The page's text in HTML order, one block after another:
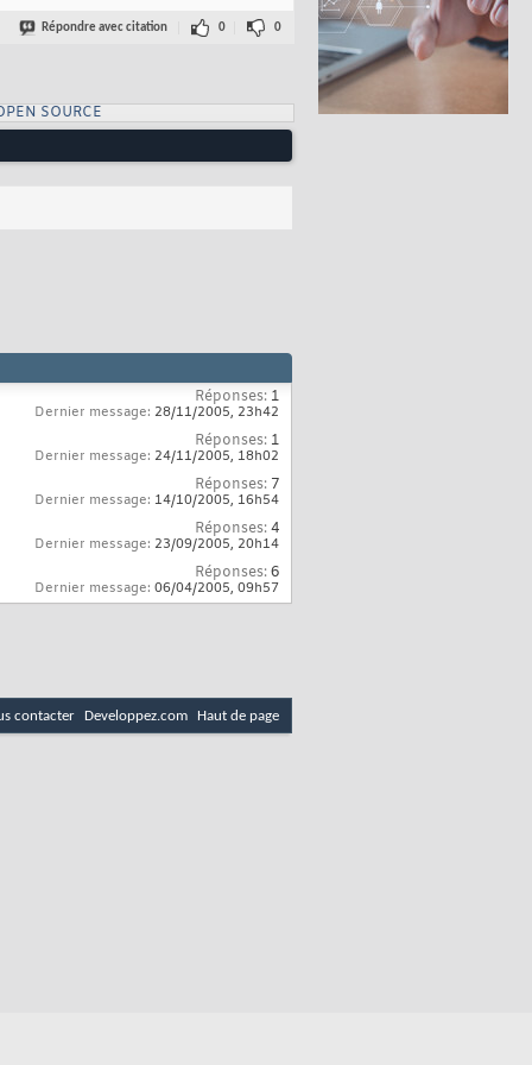
Répondre avec citation 0 0
SOURCE
Réponses: 1
Dernier message: 28/11/2005, 23h42
Réponses: 1
Dernier message: 24/11/2005, 18h02
Réponses: 7
Dernier message: 14/10/2005, 16h54
Réponses:4
Dernier message: 23/09/2005, 20h14
Réponses:6
Dernier message: 06/04/2005, 09h57
contacter Developpez.com Haut de page